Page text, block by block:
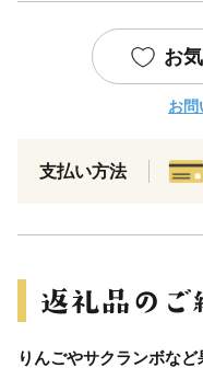
お
お問
支払い方法
りんごやサクランボな